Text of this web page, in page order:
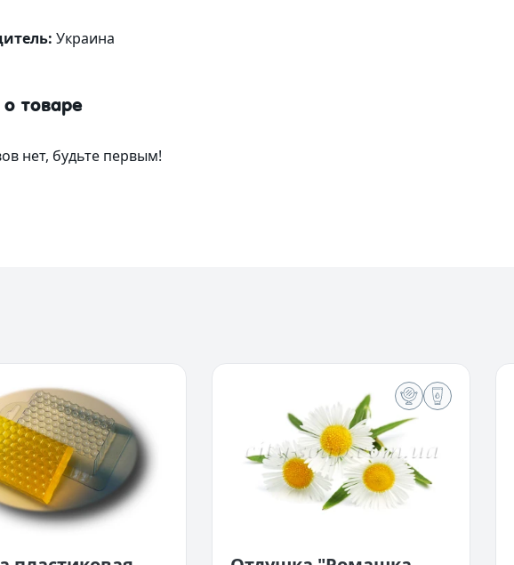
Украина
товаре
нет, будьте первым!
Сфера применения:
Гели для душа.
Шампуни.
Жидкие и твердые мыла.
Пены для ванн.
Бомбочки для ванн.
Косметические свойства:
Придает приятный аромат.